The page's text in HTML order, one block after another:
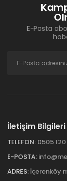
E-Posta
İletişim Bilgileri
TELEFON: 0505
E-POSTA:
ADRES: İçerenköy